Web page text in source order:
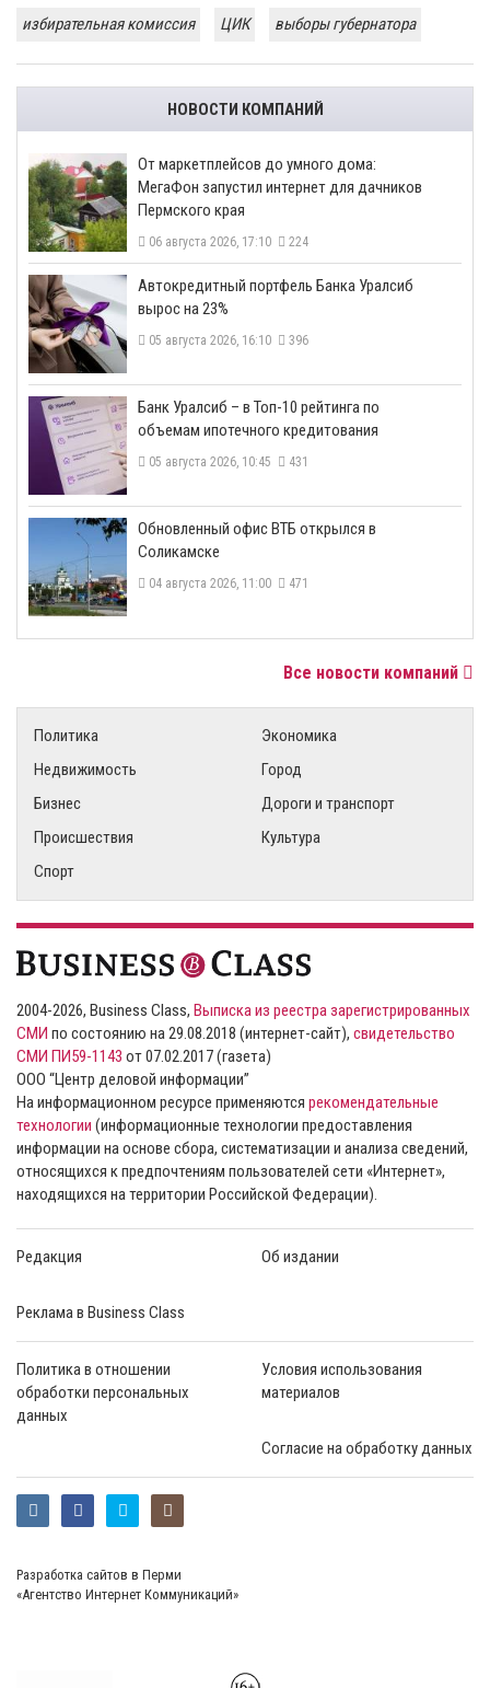
избирательная комиссия
ЦИК выборы губернатора
НОВОСТИ КОМПАНИЙ
От маркетплейсов до умного дома:
МегаФон запустил интернет для дачников
Пермского края
06 августа 2026, 17:10 224
​Автокредитный портфель Банка Уралсиб
вырос на 23%
05 августа 2026, 16:10 396
​Банк Уралсиб – в Топ-10 рейтинга по
объемам ипотечного кредитования
05 августа 2026, 10:45 431
​Обновленный офис ВТБ открылся в
Соликамске
04 августа 2026, 11:00 471
Все новости компаний
Политика
Экономика
Недвижимость
Город
Бизнес
Дороги и транспорт
Происшествия
Культура
Спорт
2004-2026, Business Class, Выписка из реестра зарегистрированных
СМИ по состоянию на 29.08.2018 (интернет-сайт), свидетельство
СМИ ПИ59-1143 от 07.02.2017 (газета)
ООО “Центр деловой информации”
На информационном ресурсе применяются рекомендательные
технологии (информационные технологии предоставления
информации на основе сбора, систематизации и анализа сведений,
относящихся к предпочтениям пользователей сети «Интернет»,
находящихся на территории Российской Федерации).
Редакция Об издании
Реклама в Business Class
Политика в отношении
обработки персональных
данных
Условия использования
материалов
Согласие на обработку данных
Разработка сайтов в Перми
«Агентство Интернет Коммуникаций»